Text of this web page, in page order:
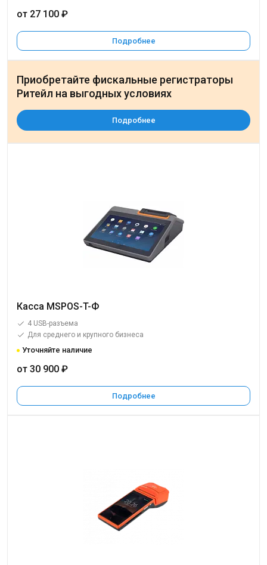
от 27 100 ₽
Подробнее
Касса MSPOS-T-Ф
4 USB-разъема
Для среднего и крупного бизнеса
Уточняйте наличие
от 30 900 ₽
Подробнее
Приобретайте фискальные регистраторы
Ритейл на выгодных условиях
Подробнее